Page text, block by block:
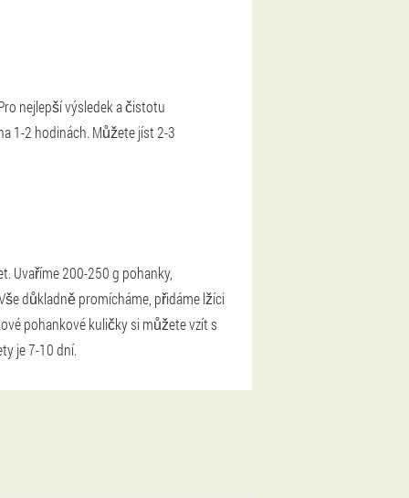
nejlepší výsledek a čistotu
1-2 hodinách. Můžete jíst 2-3
Uvaříme 200-250 g pohanky,
důkladně promícháme, přidáme lžíci
pohankové kuličky si můžete vzít s
je 7-10 dní.